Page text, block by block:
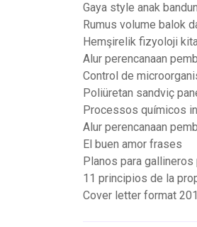
Gaya style anak
Rumus volume balok
Hemşirelik fizyoloji
Alur perencanaan
Control de
Poliüretan sandviç
Processos químicos
Alur perencanaan
El buen amor frases
Planos para
11 principios de la
Cover letter format